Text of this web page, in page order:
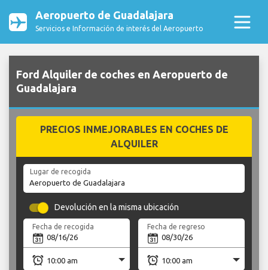
Aeropuerto de Guadalajara
Servicios e Información de interés del Aeropuerto
Ford Alquiler de coches en Aeropuerto de
Guadalajara
PRECIOS INMEJORABLES EN COCHES DE
ALQUILER
Lugar de recogida
Devolución en la misma ubicación
Fecha de recogida Fecha de regreso